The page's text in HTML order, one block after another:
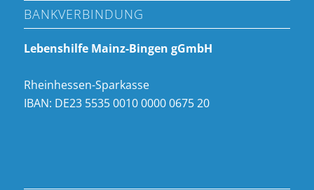
BANKVERBINDUNG
Lebenshilfe Mainz-Bingen gGmbH
Rheinhessen-Sparkasse
IBAN: DE23 5535 0010 0000 0675 20